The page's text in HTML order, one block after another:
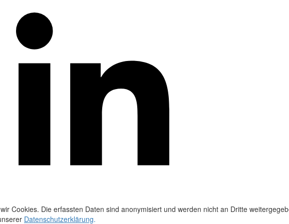
Cookies. Die erfassten Daten sind anonymisiert und werden nicht an Dritte
Datenschutzerklärung.